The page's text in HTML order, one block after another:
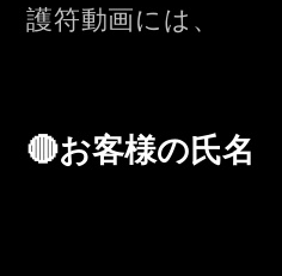
護符動画には、
🔴お客様の氏名